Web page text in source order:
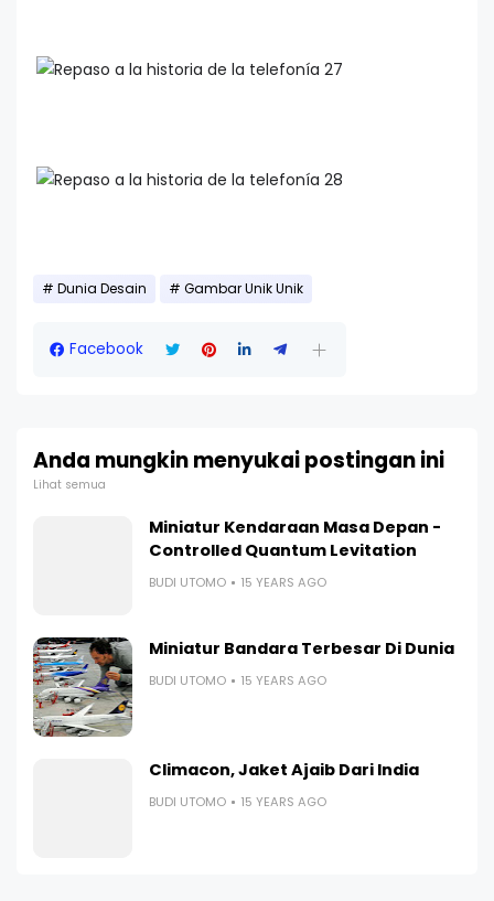
Dunia Desain Gambar Unik Unik
Facebook
Anda mungkin menyukai postingan ini
Lihat semua
Miniatur Kendaraan Masa Depan -
Controlled Quantum Levitation
BUDI UTOMO 15 YEARS AGO
Miniatur Bandara Terbesar Di Dunia
BUDI UTOMO 15 YEARS AGO
Climacon, Jaket Ajaib Dari India
BUDI UTOMO 15 YEARS AGO